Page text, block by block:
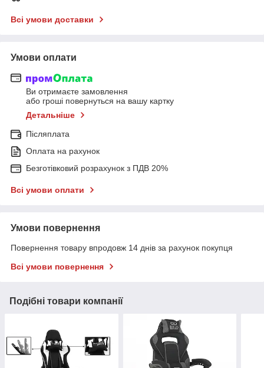
Всі умови доставки
Умови оплати
Ви отримаєте замовлення
або гроші повернуться на вашу картку
Детальніше
Післяплата
Оплата на рахунок
Безготівковий розрахунок з ПДВ 20%
Всі умови оплати
Умови повернення
Повернення товару впродовж 14 днів за рахунок покупця
Всі умови повернення
Подібні товари компанії